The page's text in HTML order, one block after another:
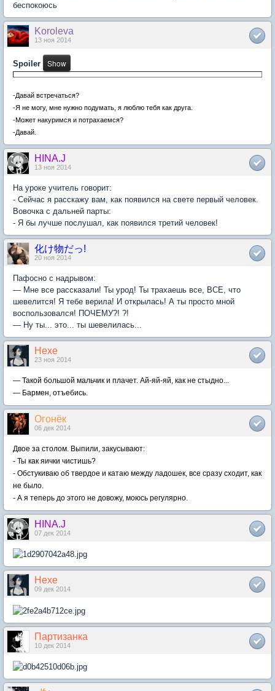
беспокоюсь
Koroleva
13 ноя 2014
Spoiler
-Давай встречаться?
-Я не могу, мне нужно подумать, я люблю тебя как друга.
-Может накуримся и потрахаемся?
-Давай.
HINA.J
13 ноя 2014
На уроке учитель говорит:
- Сейчас я расскажу вам, как появился на свете первый человек.
Вовочка с дальней парты:
- Я бы лучше послушал, как появился третий человек!
化け物だっ!
20 ноя 2014
Пафосно с надрывом:
— Мне все рассказали! Ты урод! Ты трахаешь все, ВСЕ, что
шевелится! Я тебе верила! И открылась! А ты просто мной
воспользовался! ПОЧЕМУ?! ?!
— Ну ты... это... ты шевелилась...
Hexe
23 ноя 2014
— Такой большой мальчик и плачет. Ай-яй-яй, как не стыдно...
— Бармен, отъебись.
Огонёк
06 дек 2014
Двое за столом. Выпили, закусывают:
- Ты как яички чистишь?
- Обстукиваю об твердое и катаю между ладошек, все сразу сходит, как
не было.
- А я теперь до этого не довожу, моюсь регулярно.
HINA.J
07 дек 2014
Hexe
09 дек 2014
Партизанка
10 дек 2014